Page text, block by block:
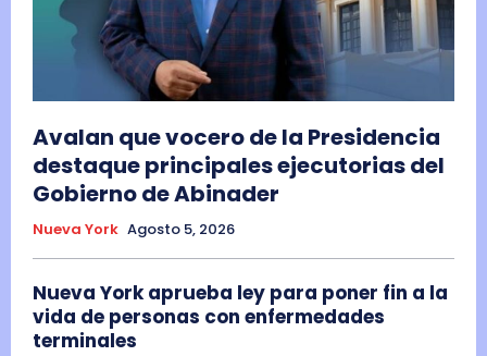
Avalan que vocero de la Presidencia
destaque principales ejecutorias del
Gobierno de Abinader
Nueva York Agosto 5, 2026
Nueva York aprueba ley para poner fin a la
vida de personas con enfermedades
terminales